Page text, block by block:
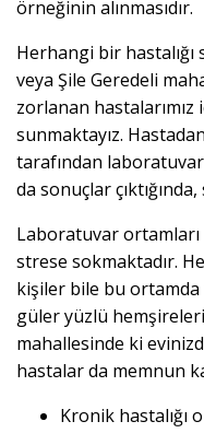
örneğinin alınmasıdır.
Herhangi bir hastalığı
veya Şile Geredeli
zorlanan
sunmaktayız.
tarafından
da sonuçlar
Laboratuvar
strese sokmaktadır.
kişiler bile bu
güler yüzlü
mahallesinde ki
hastalar da memnun
Kronik hastalığı